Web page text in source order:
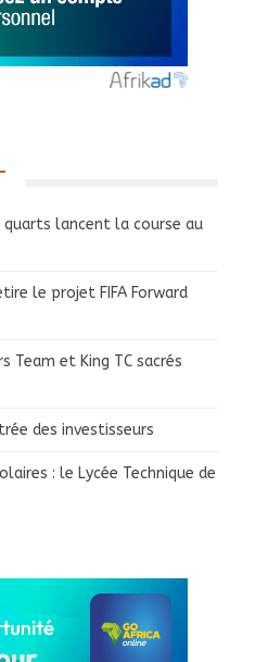
quarts lancent la course au
le projet FIFA Forward
Team et King TC sacrés
des investisseurs
: le Lycée Technique de